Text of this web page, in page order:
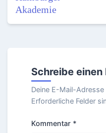
Akademie
Schreibe
Deine E-Mail-
Erforderliche Felder
Kommentar *